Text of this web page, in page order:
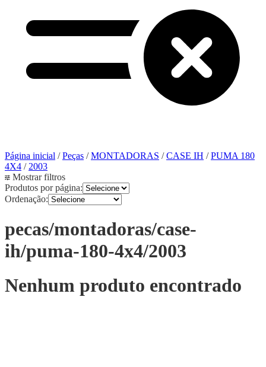
Página inicial /Peças /MONTADORAS /CASE IH /PUMA 180
4X4 /2003
Mostrar filtros
Produtos por página:
Ordenação:
pecas/montadoras/case-
ih/puma-180-4x4/2003
Nenhum produto encontrado